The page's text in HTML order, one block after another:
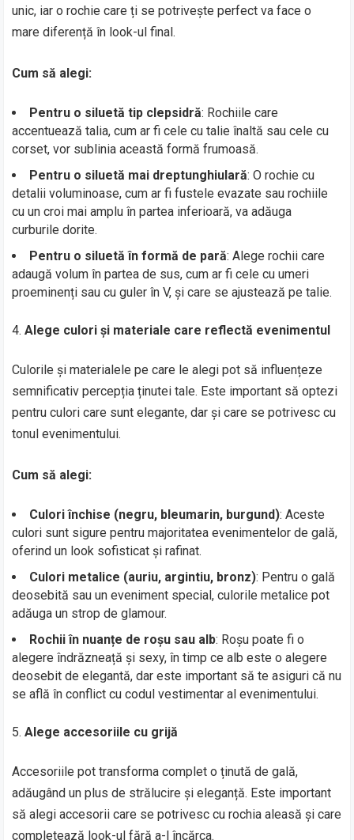
unic, iar o rochie care ți se potrivește perfect va face o
mare diferență în look-ul final.
Cum să alegi:
Pentru o siluetă tip clepsidră: Rochiile care
accentuează talia, cum ar fi cele cu talie înaltă sau cele cu
corset, vor sublinia această formă frumoasă.
Pentru o siluetă mai dreptunghiulară: O rochie cu
detalii voluminoase, cum ar fi fustele evazate sau rochiile
cu un croi mai amplu în partea inferioară, va adăuga
curburile dorite.
Pentru o siluetă în formă de pară: Alege rochii care
adaugă volum în partea de sus, cum ar fi cele cu umeri
proeminenți sau cu guler în V, și care se ajustează pe talie.
Alege culori și materiale care reflectă evenimentul
Culorile și materialele pe care le alegi pot să influențeze
semnificativ percepția ținutei tale. Este important să optezi
pentru culori care sunt elegante, dar și care se potrivesc cu
tonul evenimentului.
Cum să alegi:
Culori închise (negru, bleumarin, burgund): Aceste
culori sunt sigure pentru majoritatea evenimentelor de gală,
oferind un look sofisticat și rafinat.
Culori metalice (auriu, argintiu, bronz): Pentru o gală
deosebită sau un eveniment special, culorile metalice pot
adăuga un strop de glamour.
Rochii în nuanțe de roșu sau alb: Roșu poate fi o
alegere îndrăzneață și sexy, în timp ce alb este o alegere
deosebit de elegantă, dar este important să te asiguri că nu
se află în conflict cu codul vestimentar al evenimentului.
Alege accesoriile cu grijă
Accesoriile pot transforma complet o ținută de gală,
adăugând un plus de strălucire și eleganță. Este important
să alegi accesorii care se potrivesc cu rochia aleasă și care
completează look-ul fără a-l încărca.